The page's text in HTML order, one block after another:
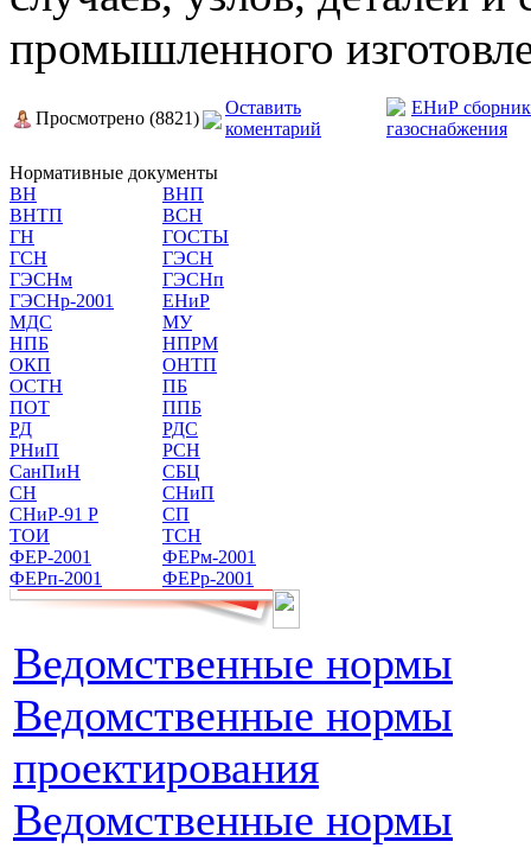
промышленного
Просмотрено (8821)
Оставить
коментарий
ЕНиР
газоснабжения
Нормативные документы
ВН
ВНП
ВНТП
ВСН
ГН
ГОСТЫ
ГСН
ГЭСН
ГЭСНм
ГЭСНп
ГЭСНр-2001
ЕНиР
МДС
МУ
НПБ
НПРМ
ОКП
ОНТП
ОСТН
ПБ
ПОТ
ППБ
РД
РДС
РНиП
РСН
СанПиН
СБЦ
СН
СНиП
СНиР-91 Р
СП
ТОИ
ТСН
ФЕР-2001
ФЕРм-2001
ФЕРп-2001
ФЕРр-2001
Ведомственные нормы
Ведомственные нормы
проектирования
Ведомственные нормы